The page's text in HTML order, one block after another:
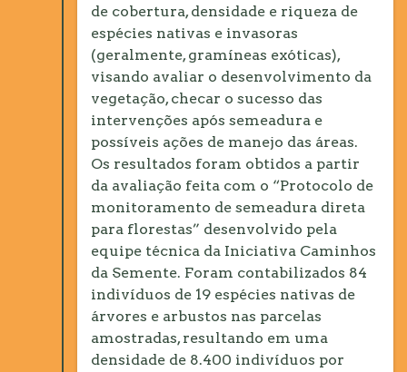
de cobertura, densidade e riqueza de
espécies nativas e invasoras
(geralmente, gramíneas exóticas),
visando avaliar o desenvolvimento da
vegetação, checar o sucesso das
intervenções após semeadura e
possíveis ações de manejo das áreas.
Os resultados foram obtidos a partir
da avaliação feita com o “Protocolo de
monitoramento de semeadura direta
para florestas” desenvolvido pela
equipe técnica da Iniciativa Caminhos
da Semente. Foram contabilizados 84
indivíduos de 19 espécies nativas de
árvores e arbustos nas parcelas
amostradas, resultando em uma
densidade de 8.400 indivíduos por